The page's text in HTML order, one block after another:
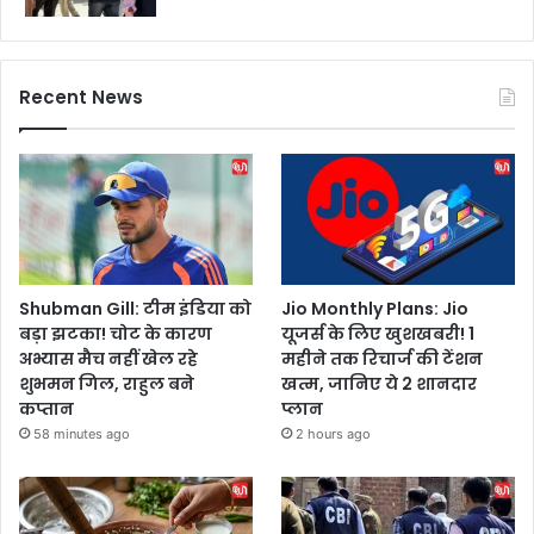
Recent News
Shubman Gill: टीम इंडिया को
बड़ा झटका! चोट के कारण
अभ्यास मैच नहीं खेल रहे
शुभमन गिल, राहुल बने
कप्तान
58 minutes ago
Jio Monthly Plans: Jio
यूजर्स के लिए खुशखबरी! 1
महीने तक रिचार्ज की टेंशन
खत्म, जानिए ये 2 शानदार
प्लान
2 hours ago